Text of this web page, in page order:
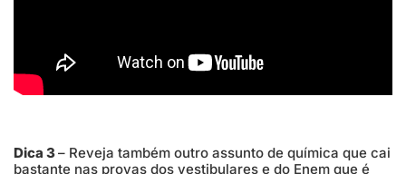
Dica 3– Reveja também outro assunto de química que cai
bastante nas provas dos vestibulares e do Enem que é